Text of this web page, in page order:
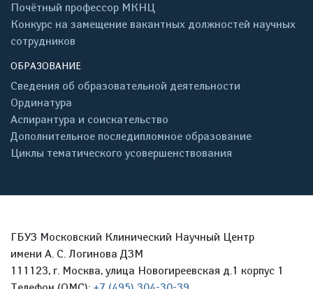
Почётный профессор МКНЦ
Конкурс на замещение вакантных должностей научных
сотрудников
ОБРАЗОВАНИЕ
Сведения об образовательной деятельности
Ординатура
Аспирантура и соискательство
Дополнительное последипломное образование
Циклы тематического усовершенствования
ГБУЗ Московский Клинический Научный Центр
имени А. С. Логинова ДЗМ
111123, г. Москва, улица Новогиреевская д.1 корпус 1